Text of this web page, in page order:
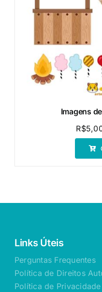
Imagens
R$
Links Úteis
Perguntas Frequentes
Política de Direitos
Política de Privacidade